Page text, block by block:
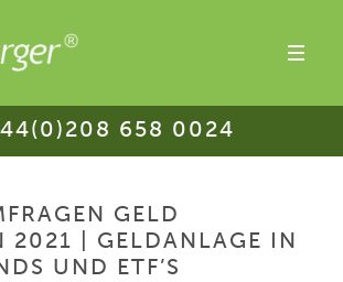
658 0024
GELD
2021 | GELDANLAGE IN
UND ETF’S